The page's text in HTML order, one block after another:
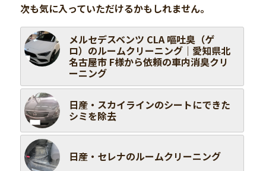
次も気に入っていただけるかもしれません。
メルセデスベンツ CLA 嘔吐臭（ゲ
ロ）のルームクリーニング｜愛知県北
名古屋市 F様から依頼の車内消臭クリ
ーニング
日産・スカイラインのシートにできた
シミを除去
日産・セレナのルームクリーニング